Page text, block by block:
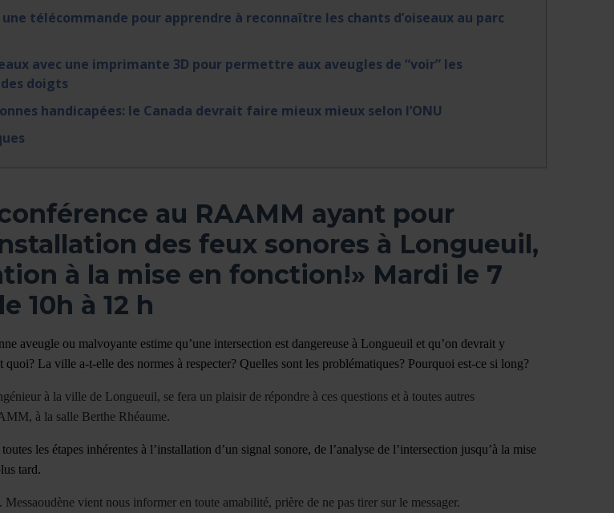
une télécommande pour apprendre à reconnaître les chants d’oiseaux au parc
avec une imprimante 3D pour permettre aux aveugles de “voir” les
doigts
handicapées: le Canada devrait faire mieux mieux selon l’ONU
au RAAMM ayant pour
des feux sonores à Longueuil,
à la mise en fonction!» Mardi le 7
10h à 12 h
aveugle ou malvoyante estime qu’une intersection est dangereuse à Longueuil et qu’on devrait y
La ville a-t-elle des normes à respecter? Quelles sont les problématiques? Pourquoi est-ce si long?
à la ville de Longueuil, se fera un plaisir de répondre à ces questions et à toutes autres
à la salle Berthe Rhéaume.
les étapes inhérentes à l’installation d’un signal sonore, de l’analyse de l’intersection jusqu’à la mise
tard.
vient nous informer en toute amabilité, prière de ne pas tirer sur le messager.